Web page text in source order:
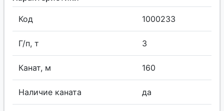
Код 1000233
Г/п, т 3
Канат, м 160
Наличие каната да